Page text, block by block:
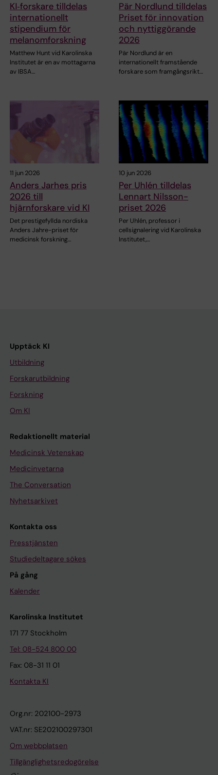
KI‑forskare tilldelas
internationellt
stipendium för
melanomforskning
Matthew Hunt vid Karolinska
Institutet är en av mottagarna
av IBSA…
Pär Nordlund tilldelas
Priset för innovation
och nyttiggörande
2026
Pär Nordlund är en
internationellt framstående
forskare som framgångsrikt…
11 jun 2026
Anders Jarhes pris
2026 till
hjärnforskare vid KI
Det prestigefyllda nordiska
Anders Jahre-priset för
medicinsk forskning…
10 jun 2026
Per Uhlén tilldelas
Lennart Nilsson-
priset 2026
Per Uhlén, professor i
cellsignalering vid Karolinska
Institutet,…
Upptäck KI
Utbildning
Forskarutbildning
Forskning
Om KI
Redaktionellt material
Medicinsk Vetenskap
Medicinvetarna
The Conversation
Nyhetsarkivet
Kontakta oss
Presstjänsten
Studiedeltagare sökes
På gång
Kalender
Karolinska Institutet
171 77 Stockholm
Tel: 08-524 800 00
Fax: 08-31 11 01
Kontakta KI
Org.nr: 202100-2973
VAT.nr: SE202100297301
Om webbplatsen
Tillgänglighetsredogörelse